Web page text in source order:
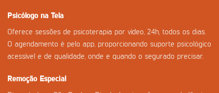
Psicólogo na Tela
Oferece sessões de psicoterapia por vídeo, 24h, todos os dias.
O agendamento é pelo app, proporcionando suporte psicológico
acessível e de qualidade, onde e quando o segurado precisar.
Remoção Especial